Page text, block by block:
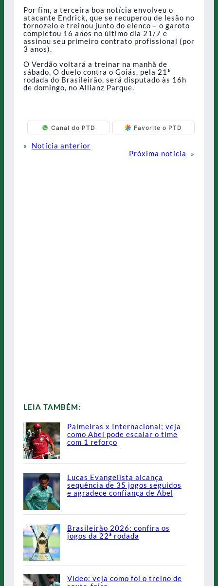
Por fim, a terceira boa notícia envolveu o
atacante Endrick, que se recuperou de lesão no
tornozelo e treinou junto do elenco – o garoto
completou 16 anos no último dia 21/7 e
assinou seu primeiro contrato profissional (por
3 anos).
O Verdão voltará a treinar na manhã de
sábado. O duelo contra o Goiás, pela 21ª
rodada do Brasileirão, será disputado às 16h
de domingo, no Allianz Parque.
Canal do PTD Favorite o PTD
«
Notícia anterior
Próxima notícia
»
LEIA TAMBÉM:
Palmeiras x Internacional; veja
como Abel pode escalar o time
com 1 reforço
Lucas Evangelista alcança
sequência de 35 jogos seguidos
e agradece confiança de Abel
Brasileirão 2026: confira os
jogos da 22ª rodada
Vídeo: veja como foi o treino de